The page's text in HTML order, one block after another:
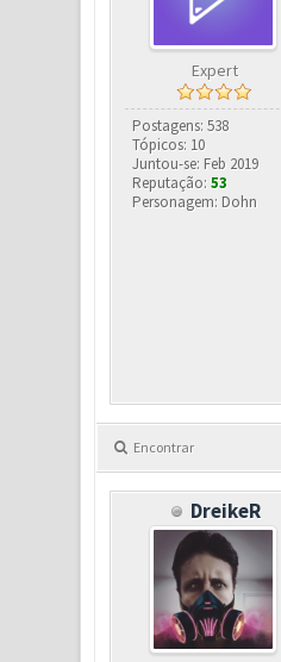
Expert
Postagens: 538
Tópicos: 10
Juntou-se: Feb 2019
Reputação:53
Personagem: Dohn
Encontrar
DreikeR